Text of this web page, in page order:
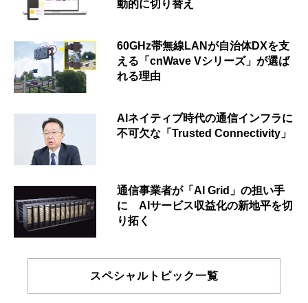
動的に切り替え
60GHz帯無線LANが自治体DXを支
える「cnWave Vシリーズ」が選ば
れる理由
AIネイティブ時代の通信インフラに
不可欠な「Trusted Connectivity」
通信事業者が「AI Grid」の担い手
に AIサービス収益化の新地平を切
り拓く
スペシャルトピック一覧